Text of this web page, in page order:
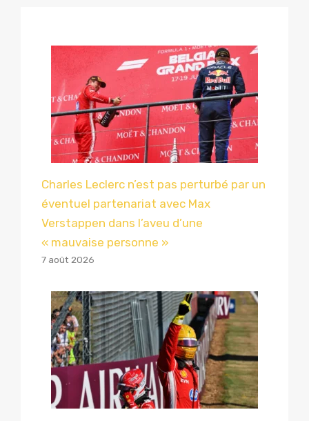
Charles Leclerc n’est pas perturbé par un
éventuel partenariat avec Max
Verstappen dans l’aveu d’une
« mauvaise personne »
7 août 2026